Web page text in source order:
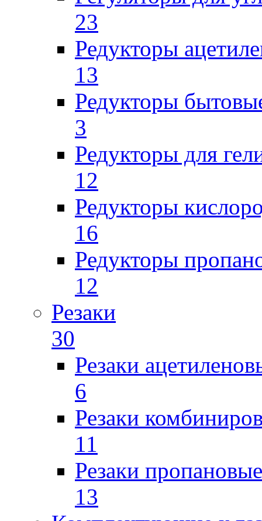
23
Редукторы
13
Редукторы
3
Редукторы для
12
Редукторы
16
Редукторы
12
Резаки
30
Резаки
6
Резаки
11
Резаки пропановые
13